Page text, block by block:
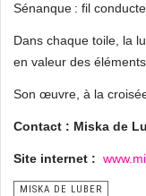
Sénanque : fil
Dans chaque toile, la
en valeur des
Son œuvre, à la
Contact : Miska de
Site internet :
MISKA DE LUBER